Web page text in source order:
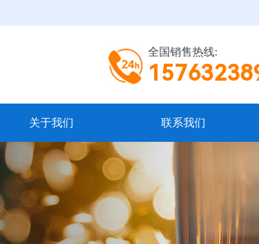
全国销售热线:
关于我们 联系我们